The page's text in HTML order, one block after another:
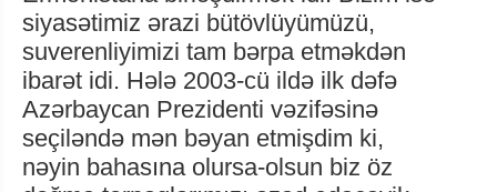
siyasətimiz ərazi bütövlüyümüzü,
suverenliyimizi tam bərpa etməkdən
ibarət idi. Hələ 2003-cü ildə ilk dəfə
Azərbaycan Prezidenti vəzifəsinə
seçiləndə mən bəyan etmişdim ki,
nəyin bahasına olursa-olsun biz öz